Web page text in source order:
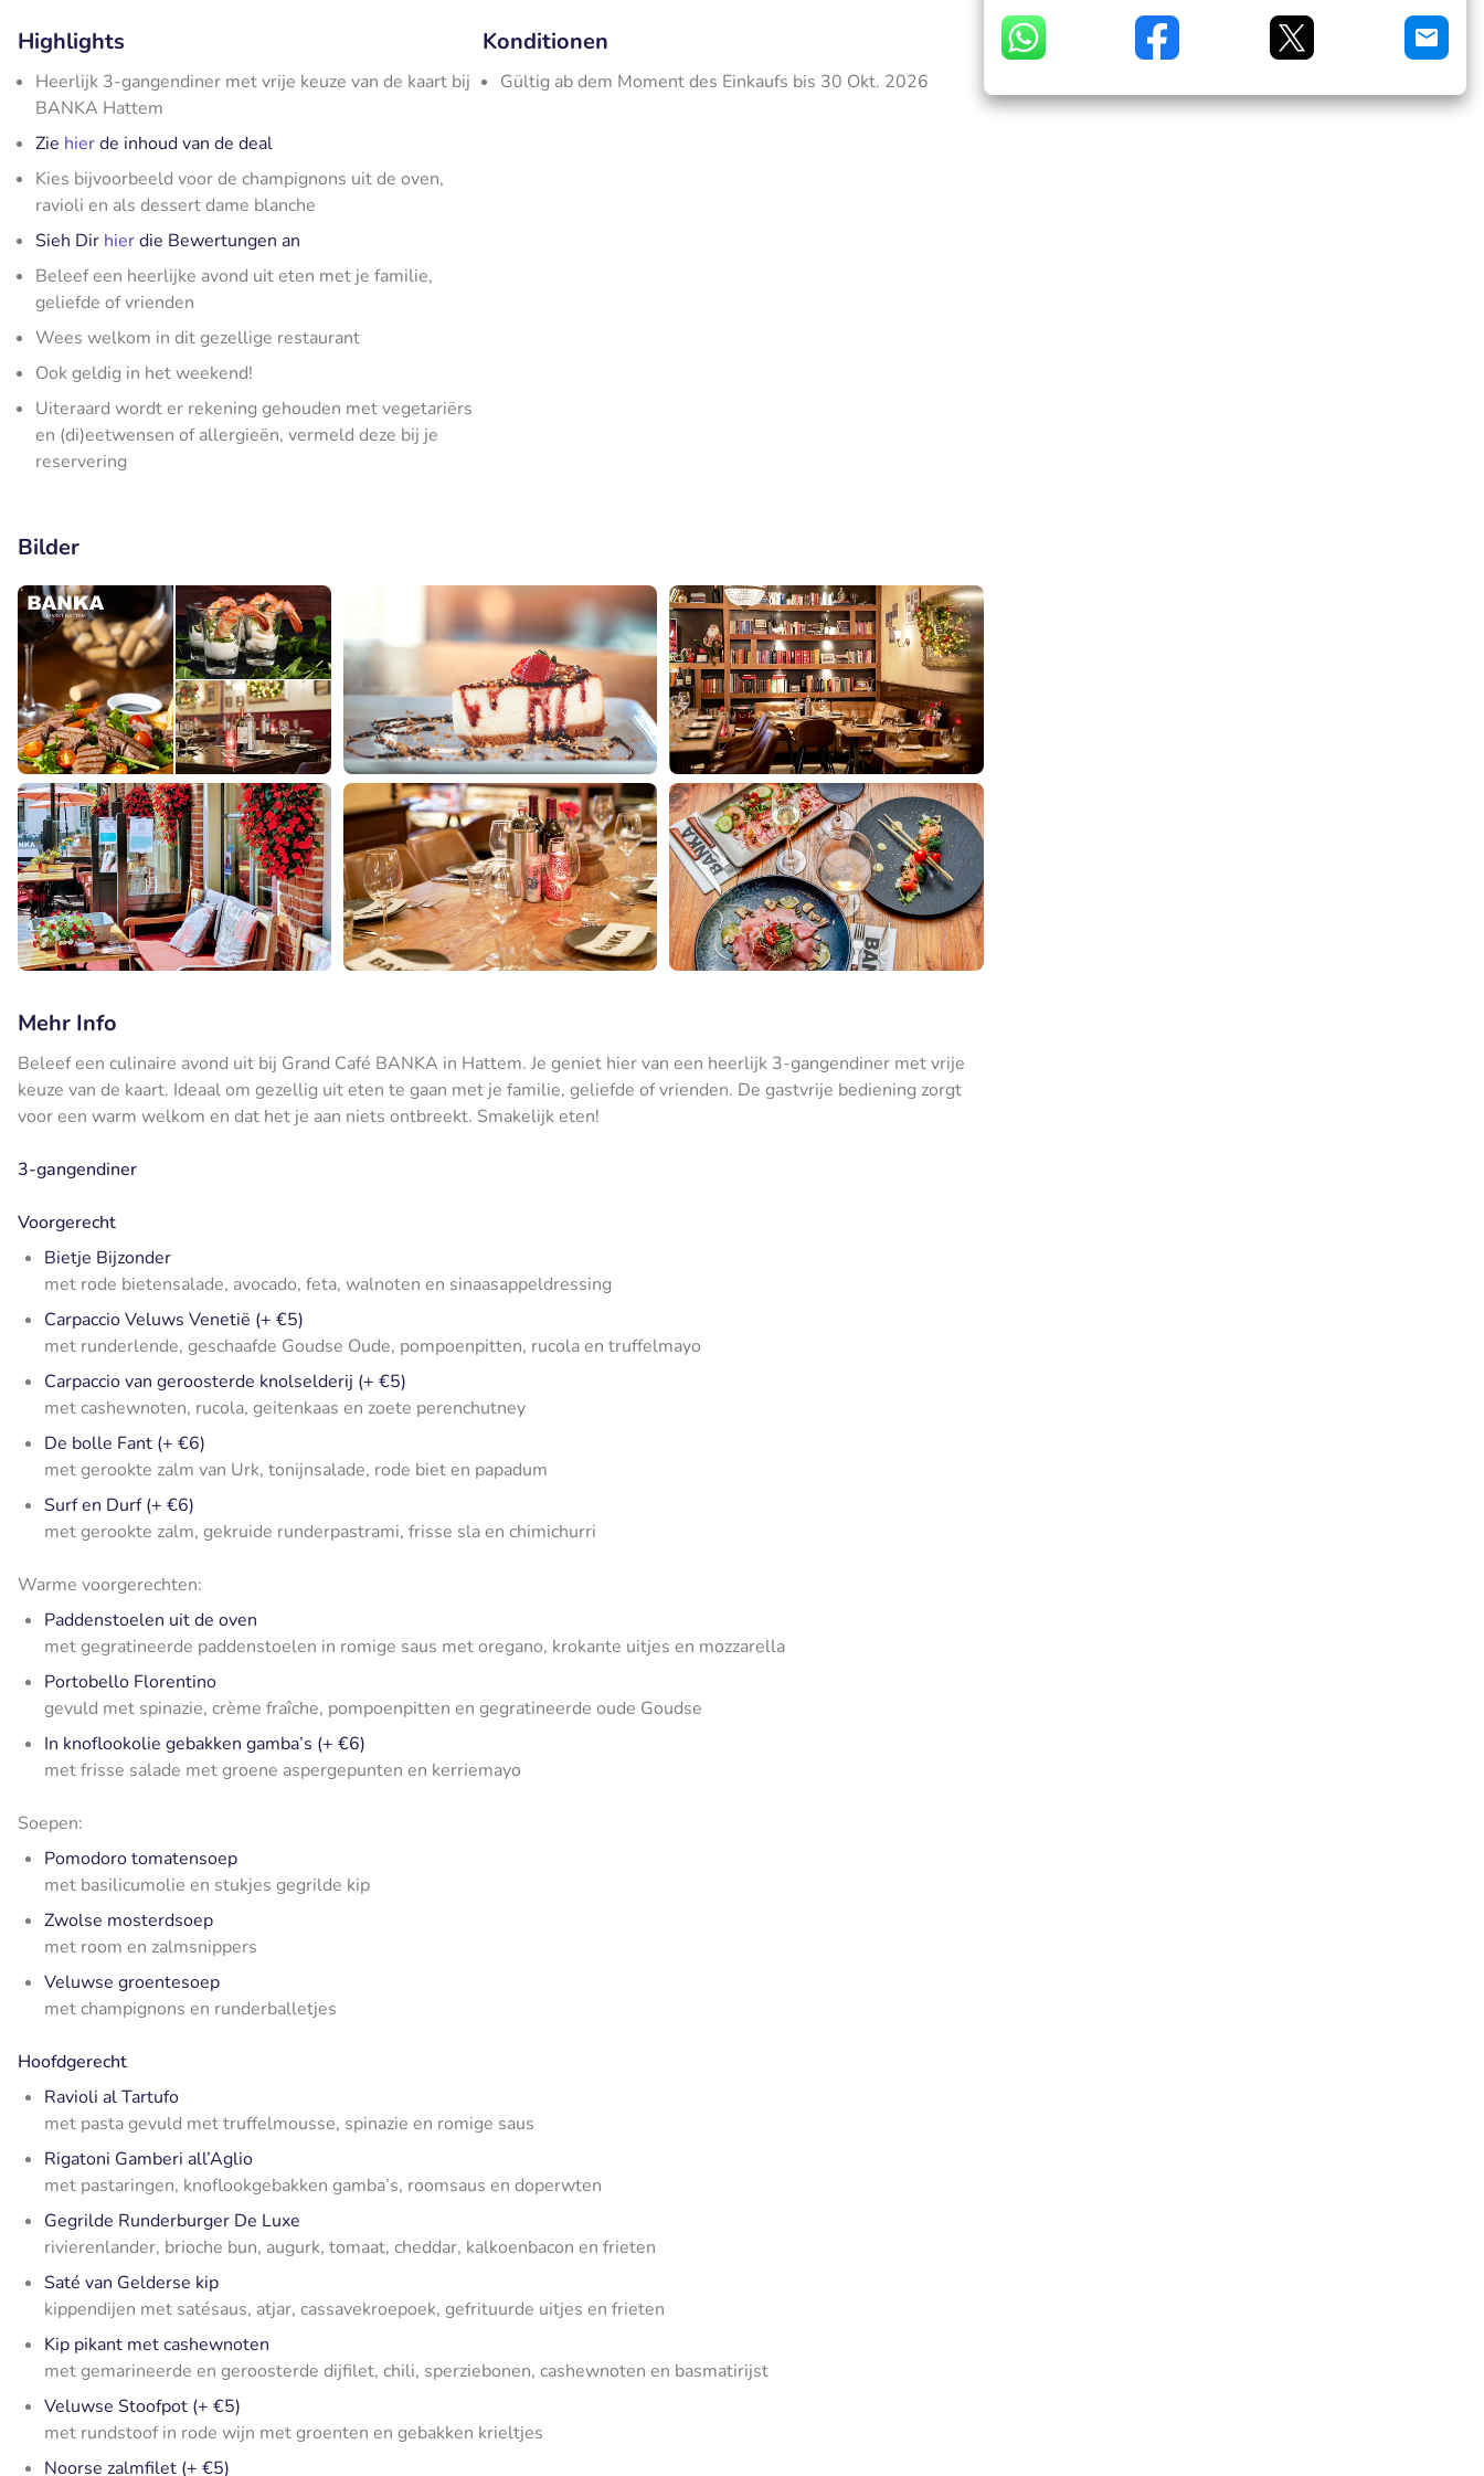
Highlights
Heerlijk 3-gangendiner met vrije keuze van de kaart bij
BANKA Hattem
Zie hierde inhoud van de deal
Kies bijvoorbeeld voor de champignons uit de oven,
ravioli en als dessert dame blanche
Sieh Dir hierdie Bewertungen an
Beleef een heerlijke avond uit eten met je familie,
geliefde of vrienden
Wees welkom in dit gezellige restaurant
Ook geldig in het weekend!
Uiteraard wordt er rekening gehouden met vegetariërs
en (di)eetwensen of allergieën, vermeld deze bij je
reservering
Konditionen
Gültig ab dem Moment des Einkaufs bis 30 Okt. 2026
Bilder
Mehr Info
Beleef een culinaire avond uit bij Grand Café BANKA in Hattem. Je geniet hier van een heerlijk 3-gangendiner met vrije
keuze van de kaart. Ideaal om gezellig uit eten te gaan met je familie, geliefde of vrienden. De gastvrije bediening zorgt
voor een warm welkom en dat het je aan niets ontbreekt. Smakelijk eten!
3-gangendiner
Voorgerecht
Bietje Bijzonder
met rode bietensalade, avocado, feta, walnoten en sinaasappeldressing
Carpaccio Veluws Venetië (+ €5)
met runderlende, geschaafde Goudse Oude, pompoenpitten, rucola en truffelmayo
Carpaccio van geroosterde knolselderij (+ €5)
met cashewnoten, rucola, geitenkaas en zoete perenchutney
De bolle Fant (+ €6)
met gerookte zalm van Urk, tonijnsalade, rode biet en papadum
Surf en Durf (+ €6)
met gerookte zalm, gekruide runderpastrami, frisse sla en chimichurri
Warme voorgerechten:
Paddenstoelen uit de oven
met gegratineerde paddenstoelen in romige saus met oregano, krokante uitjes en mozzarella
Portobello Florentino
gevuld met spinazie, crème fraîche, pompoenpitten en gegratineerde oude Goudse
In knoflookolie gebakken gamba’s (+ €6)
met frisse salade met groene aspergepunten en kerriemayo
Soepen:
Pomodoro tomatensoep
met basilicumolie en stukjes gegrilde kip
Zwolse mosterdsoep
met room en zalmsnippers
Veluwse groentesoep
met champignons en runderballetjes
Hoofdgerecht
Ravioli al Tartufo
met pasta gevuld met truffelmousse, spinazie en romige saus
Rigatoni Gamberi all’Aglio
met pastaringen, knoflookgebakken gamba’s, roomsaus en doperwten
Gegrilde Runderburger De Luxe
rivierenlander, brioche bun, augurk, tomaat, cheddar, kalkoenbacon en frieten
Saté van Gelderse kip
kippendijen met satésaus, atjar, cassavekroepoek, gefrituurde uitjes en frieten
Kip pikant met cashewnoten
met gemarineerde en geroosterde dijfilet, chili, sperziebonen, cashewnoten en basmatirijst
Veluwse Stoofpot (+ €5)
met rundstoof in rode wijn met groenten en gebakken krieltjes
Noorse zalmfilet (+ €5)